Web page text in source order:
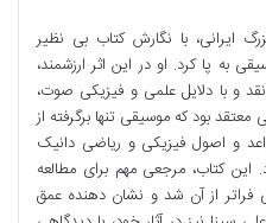
ایرانی، با نگارش کتاب بی نظیر
به پا کرد. او در این اثر ارزشمند،
نقد و با دلایل علمی و فیزیکی صوت،
بود که موسیقی تنها برگرفته از
و اصول فیزیکی و ریاضی دانیک
کتاب، مرجعی مهم برای مطالعه
از آن شد و نشان دهنده عمق